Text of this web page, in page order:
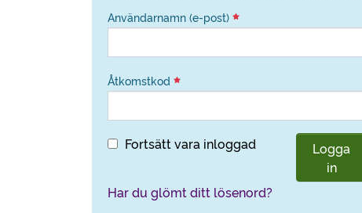
Användarnamn (e-post)
Åtkomstkod
Fortsätt vara inloggad
Logga
in
Har du glömt ditt lösenord?